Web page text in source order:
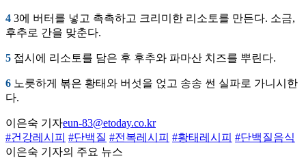
4 3에 버터를 넣고 촉촉하고 크리미한 리소토를 만든다. 소금,
후추로 간을 맞춘다.
5 접시에 리소토를 담은 후 후추와 파마산 치즈를 뿌린다.
6 노릇하게 볶은 황태와 버섯을 얹고 송송 썬 실파로 가니시한
다.
이은숙 기자eun-83@etoday.co.kr
#건강레시피 #단백질 #전복레시피 #황태레시피 #단백질음식
이은숙 기자의 주요 뉴스